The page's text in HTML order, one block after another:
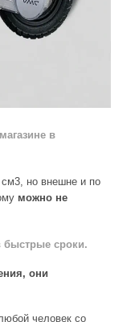
в
но внешне и по
можно не
быстрые сроки.
они
человек со